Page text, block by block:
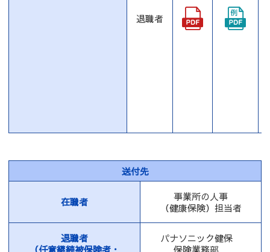
退職者
送付先
在職者
事業所の人事
（健康保険）担当者
退職者
（任意継続被保険者・
パナソニック健保
保険業務部